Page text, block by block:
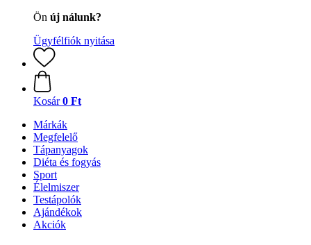
Ön új nálunk?
Ügyfélfiók nyitása
Kosár 0 Ft
Márkák
Megfelelő
Tápanyagok
Diéta és fogyás
Sport
Élelmiszer
Testápolók
Ajándékok
Akciók